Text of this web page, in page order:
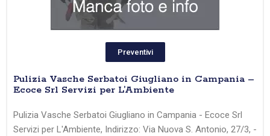
Preventivi
Pulizia Vasche Serbatoi Giugliano in Campania –
Ecoce Srl Servizi per L’Ambiente
Pulizia Vasche Serbatoi Giugliano in Campania - Ecoce Srl
Servizi per L'Ambiente, Indirizzo: Via Nuova S. Antonio, 27/3, -